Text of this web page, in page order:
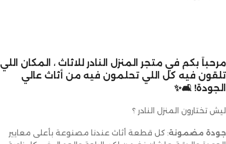
مرحباً بكم في متجر المنزل النادر للاثاث ، المكان اللي
تلقون فيه كل اللي تحلمون فيه من أثاث عالي
الجودة! 🛋️✨
ليش تختارون المنزل النادر ؟
جودة مضمونة: كل قطعة أثاث عندنا مصنوعة بأعلى معايير